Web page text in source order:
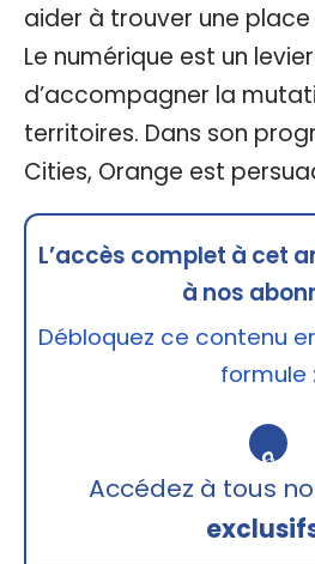
aider à trouver une
Le numérique est un
d’accompagner la
territoires. Dans son
Cities, Orange est
L’accès complet à cet
à nos
Débloquez ce contenu
formule :
🔒
Accédez à tous